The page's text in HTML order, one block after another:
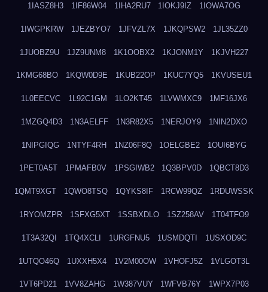
1IASZ8H3 1IF86W04 1IHA2RU7 1IOKJ9IZ 1IOWA7OG
1IWGPKRW 1JEZBYO7 1JFVZL7X 1JKQPSW2 1JL35ZZ0
1JUOBZ9U 1JZ9UNM8 1K1OOBX2 1KJONM1Y 1KJVH227
1KMG68BO 1KQW0D9E 1KUB22OP 1KUC7YQ5 1KVUSEU1
1L0EECVC 1L92C1GM 1LO2KT45 1LVWMXC9 1MF16JX6
1MZGQ4D3 1N3AELFF 1N3R82X5 1NERJOY9 1NIN2DXO
1NIPGIQG 1NTYF4RH 1NZ06F8Q 1OELGBE2 1OUI6BYG
1PET0A5T 1PMAFB0V 1PSGIWB2 1Q3BPV0D 1QBCT8D3
1QMT9XGT 1QWO8TSQ 1QYKS8IF 1RCW99QZ 1RDUWSSK
1RYOMZPR 1SFXG5XT 1SSBXDLO 1SZ258AV 1T04TFO9
1T3A32QI 1TQ4XCLI 1URGFNU5 1USMDQTI 1USXOD9C
1UTQO46Q 1UXXH5X4 1V2M00OW 1VHOFJ5Z 1VLGOT3L
1VT6PD21 1VV8ZAHG 1W387VUY 1WFVB76Y 1WPX7P03